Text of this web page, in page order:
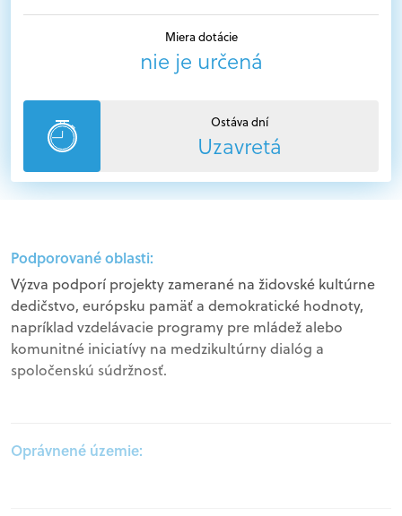
Miera dotácie
nie je určená
Ostáva dní
Uzavretá
Podporované oblasti:
Výzva podporí projekty zamerané na židovské kultúrne
dedičstvo, európsku pamäť a demokratické hodnoty,
napríklad vzdelávacie programy pre mládež alebo
komunitné iniciatívy na medzikultúrny dialóg a
spoločenskú súdržnosť.
Oprávnené územie: